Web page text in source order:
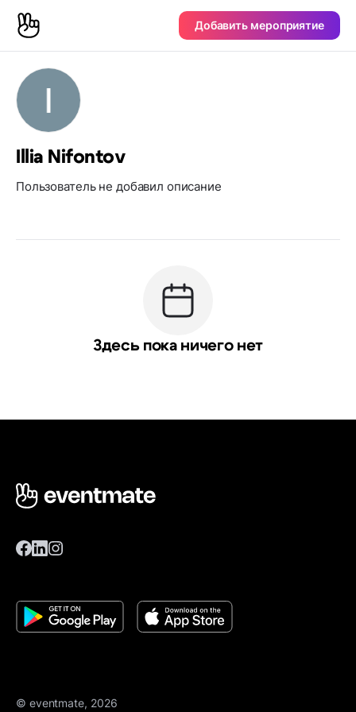
Добавить мероприятие
Illia Nifontov
Пользователь не добавил описание
Здесь пока ничего нет
© eventmate, 2026